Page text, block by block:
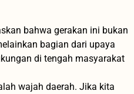
bahwa gerakan ini bukan
bagian dari upaya
di tengah masyarakat
wajah daerah. Jika kita